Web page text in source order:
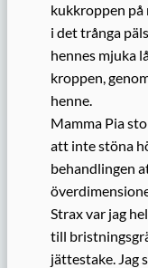
kukkroppen
i det trånga
hennes mjuka
kroppen,
henne.
Mamma Pia
att inte stöna
behandlingen
Strax var jag
till
jättestake. Jag